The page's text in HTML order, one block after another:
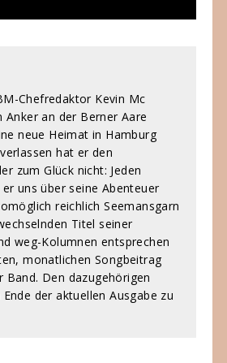
Chefredaktor Kevin Mc
Anker an der Berner Aare
neue Heimat in Hamburg
hat er den
zum Glück nicht: Jeden
uns über seine Abenteuer
reichlich Seemansgarn
Titel seiner
weg-Kolumnen entsprechen
monatlichen Songbeitrag
Band. Den dazugehörigen
der aktuellen Ausgabe zu